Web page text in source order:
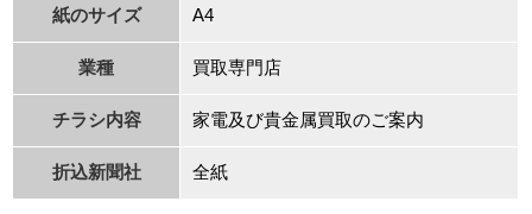
紙のサイズ A4
業種 買取専⾨店
チラシ内容 家電及び貴⾦属買取のご案内
折込新聞社 全紙